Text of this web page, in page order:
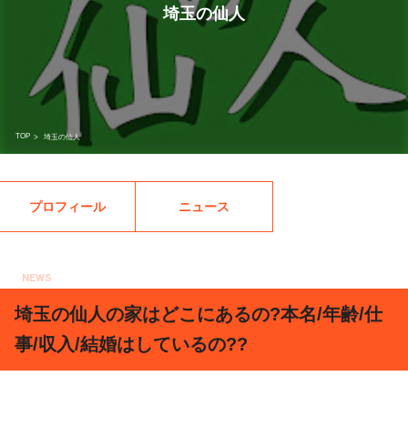
埼玉の仙人
TOP > 埼玉の仙人
プロフィール ニュース
NEWS
埼玉の仙人の家はどこにあるの?本名/年齢/仕
事/収入/結婚はしているの??